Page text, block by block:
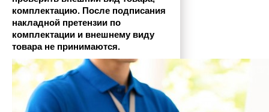
комплектацию. После подписания
накладной претензии по
комплектации и внешнему виду
товара не принимаются.